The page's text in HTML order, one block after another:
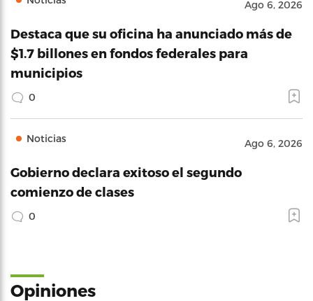
Ago 6, 2026
Destaca que su oficina ha anunciado más de
$1.7 billones en fondos federales para
municipios
0
Noticias Ago 6, 2026
Gobierno declara exitoso el segundo
comienzo de clases
0
Opiniones